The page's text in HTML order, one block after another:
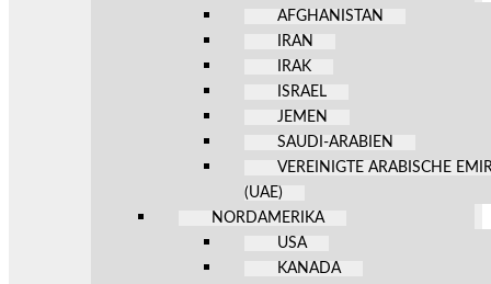
AFGHANISTAN
IRAN
IRAK
ISRAEL
JEMEN
SAUDI-ARABIEN
VEREINIGTE ARABISCHE
(UAE)
NORDAMERIKA
USA
KANADA